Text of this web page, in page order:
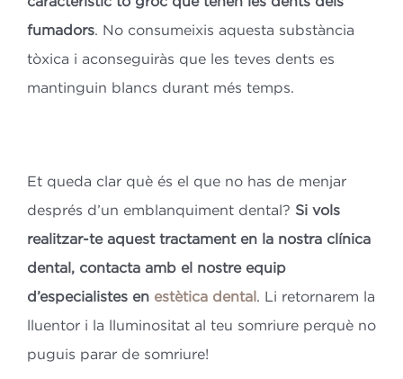
fumadors. No consumeixis aquesta substància
tòxica i aconseguiràs que les teves dents es
mantinguin blancs durant més temps.
Et queda clar què és el que no has de menjar
després d’un emblanquiment dental? Si vols
realitzar-te aquest tractament en la nostra clínica
dental, contacta amb el nostre equip
d’especialistes en estètica dental . Li retornarem la
lluentor i la lluminositat al teu somriure perquè no
puguis parar de somriure!